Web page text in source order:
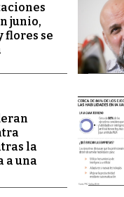
junio,
flores se
la
a una